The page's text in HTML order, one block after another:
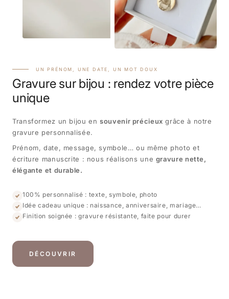
UN PRÉNOM, UNE DATE, UN MOT DOUX
Gravure sur bijou : rendez votre pièce
unique
Transformez un bijou ensouvenir précieux grâce à notre
gravure personnalisée.
Prénom, date, message, symbole… ou même photo et
écriture manuscrite : nous réalisons une gravure nette,
élégante et durable.
100% personnalisé : texte, symbole, photo
Idée cadeau unique : naissance, anniversaire, mariage…
Finition soignée : gravure résistante, faite pour durer
DÉCOUVRIR